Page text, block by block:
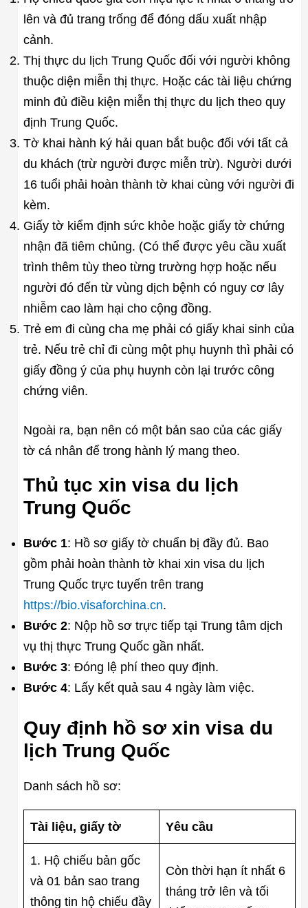
lên và đủ trang trống để đóng dấu xuất nhập
cảnh.
Thị thực du lịch Trung Quốc đối với người không
thuộc diện miễn thị thực. Hoặc các tài liệu chứng
minh đủ điều kiện miễn thị thực du lịch theo quy
định Trung Quốc.
Tờ khai hành ký hải quan bắt buộc đối với tất cả
du khách (trừ người được miễn trừ). Người dưới
16 tuổi phải hoàn thành tờ khai cùng với người đi
kèm.
Giấy tờ kiểm định sức khỏe hoặc giấy tờ chứng
nhận đã tiêm chủng. (Có thể được yêu cầu xuất
trình thêm tùy theo từng trường hợp hoặc nếu
người đó đến từ vùng dịch bệnh có nguy cơ lây
nhiễm cao làm hại cho cộng đồng.
Trẻ em đi cùng cha mẹ phải có giấy khai sinh của
trẻ. Nếu trẻ chỉ đi cùng một phụ huynh thì phải có
giấy đồng ý của phụ huynh còn lại trước công
chứng viên.
Ngoài ra, bạn nên có một bản sao của các giấy
tờ cá nhân để trong hành lý mang theo.
Thủ tục xin visa du lịch
Trung Quốc
Bước 1: Hồ sơ giấy tờ chuẩn bị đầy đủ. Bao
gồm phải hoàn thành tờ khai xin visa du lịch
Trung Quốc trực tuyến trên trang
https://bio.visaforchina.cn.
Bước 2: Nộp hồ sơ trực tiếp tại Trung tâm dịch
vụ thị thực Trung Quốc gần nhất.
Bước 3: Đóng lệ phí theo quy định.
Bước 4: Lấy kết quả sau 4 ngày làm việc.
Quy định hồ sơ xin visa du
lịch Trung Quốc
Danh sách hồ sơ:
Tài liệu, giấy tờ Yêu cầu
1. Hộ chiếu bản gốc
và 01 bản sao trang
thông tin hộ chiếu đầy
Còn thời hạn ít nhất 6
tháng trở lên và tối